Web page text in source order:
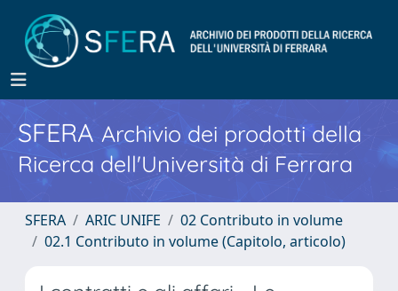
SFERA Archivio dei prodotti della
Ricerca dell'Università di Ferrara
SFERA ARIC UNIFE
02 Contributo in volume
02.1 Contributo in volume (Capitolo, articolo)